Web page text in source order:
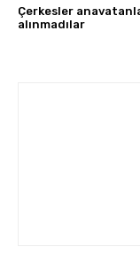
Çerkesler
alınmadılar